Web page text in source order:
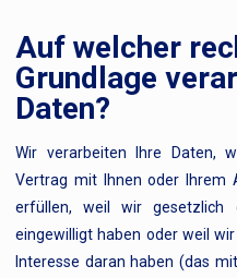
Auf welcher
Grundlage
Daten?
Wir verarbeiten Ihre Daten,
Vertrag mit Ihnen oder Ihrem
erfüllen, weil wir gesetzlich
eingewilligt haben oder weil
Interesse daran haben (das